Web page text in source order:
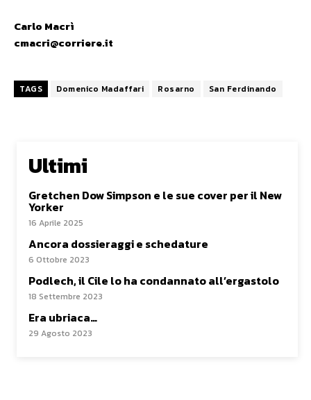
Carlo Macrì
cmacri@corriere.it
TAGS Domenico Madaffari Rosarno San Ferdinando
Ultimi
Gretchen Dow Simpson e le sue cover per il New
Yorker
16 Aprile 2025
Ancora dossieraggi e schedature
6 Ottobre 2023
Podlech, il Cile lo ha condannato all’ergastolo
18 Settembre 2023
Era ubriaca…
29 Agosto 2023